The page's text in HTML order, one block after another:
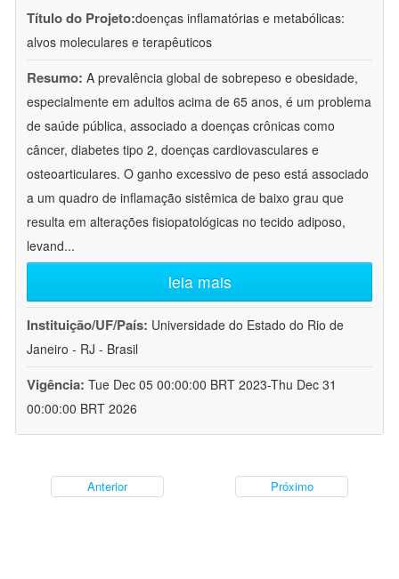
Título do Projeto:doenças inflamatórias e metabólicas:
alvos moleculares e terapêuticos
Resumo: A prevalência global de sobrepeso e obesidade,
especialmente em adultos acima de 65 anos, é um problema
de saúde pública, associado a doenças crônicas como
câncer, diabetes tipo 2, doenças cardiovasculares e
osteoarticulares. O ganho excessivo de peso está associado
a um quadro de inflamação sistêmica de baixo grau que
resulta em alterações fisiopatológicas no tecido adiposo,
levand...
leia mais
Instituição/UF/País: Universidade do Estado do Rio de
Janeiro - RJ - Brasil
Vigência: Tue Dec 05 00:00:00 BRT 2023-Thu Dec 31
00:00:00 BRT 2026
Anterior Próximo